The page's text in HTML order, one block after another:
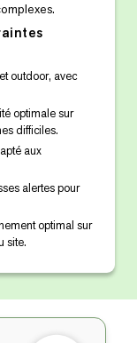
outdoor, avec
optimale sur
difficiles.
aux
alertes pour
optimal sur
site.